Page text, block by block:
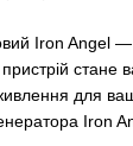
Iron Angel —
пристрій
для